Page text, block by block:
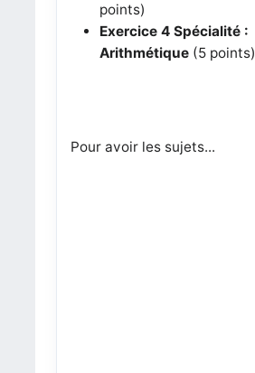
points)
Exercice 4 Spécialité :
Arithmétique (5 points)
Pour avoir les sujets...